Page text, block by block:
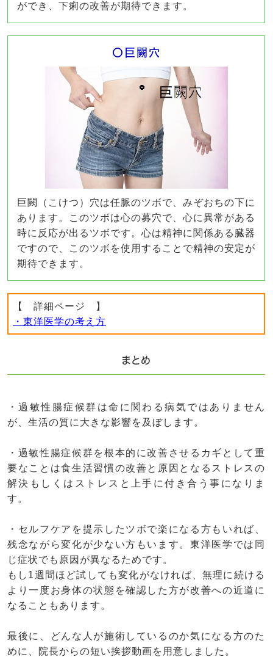
ができ、下痢の改善が期待できます。
〇巨闕穴
巨闕（こけつ）穴は任脈のツボで、みぞおちの下に
あります。このツボは心の募穴で、心に異常がある
時に反応が出るツボです。心は精神に関係ある臓器
ですので、このツボを使用することで精神の安定が
期待できます。
【 詳細ページ 】
・東洋医学の考え方
まとめ
・過敏性腸症候群は命に関わる病気ではありません
が、生活の質に大きな影響を及ぼします。
・過敏性腸症候群を根本的に改善させるカギとして重
要なことは食生活習慣の改善と原因となるストレスの
解決もしくはストレスと上手に付き合う事になりま
す。
・セルフケアを提示したツボで楽になる方もいれば、
残念ながら変化が少ない方もいます。東洋医学では同
じ症状でも原因が異なるためです。
もし1週間ほど試しても変化がなければ、無理に続ける
より一度お身体の状態を確認した方が改善への近道に
なることもあります。
最後に、どんな人が施術しているのか気になる方のた
めに、院長からの短い挨拶動画を用意しました。